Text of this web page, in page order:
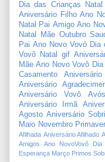
Dia das Crianças
Aniversário Filho Ano
Natal Pai Amigo Ano
Natal Mãe Outubro
Pai Ano Novo Vovó Dia
Vovô
Natal gif
Mãe Ano Novo Vovô
Casamento
Aniversário
Aniversário Vovô
Avós
Aniversário Irmã
Agosto Aniversário
Maio Novembro
Afilhada Aniversário Afilhado
Amigos
Ano NovoVovô
Esperança Março Primos